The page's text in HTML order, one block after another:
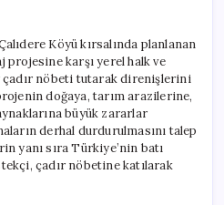
Çadır
Nöbeti
19.
Günde
için
Köyü kırsalında planlanan
projesine karşı yerel halk ve
nöbeti tutarak direnişlerini
doğaya, tarım arazilerine,
büyük zararlar
derhal durdurulmasını talep
yanı sıra Türkiye’nin batı
çadır nöbetine katılarak